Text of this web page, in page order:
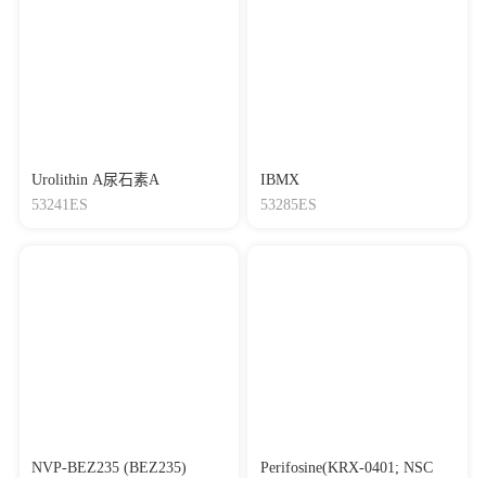
Urolithin A尿石素A
53241ES
IBMX
53285ES
NVP-BEZ235 (BEZ235)
Perifosine(KRX-0401; NSC